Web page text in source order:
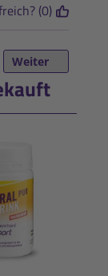
(0)
Weiter